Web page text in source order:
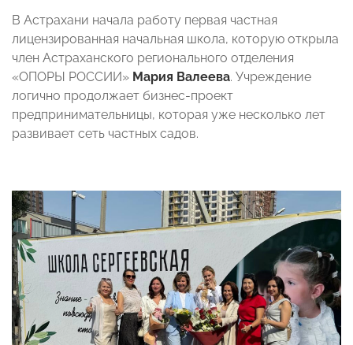
В Астрахани начала работу первая частная
лицензированная начальная школа, которую открыла
член Астраханского регионального отделения
«ОПОРЫ РОССИИ» Мария Валеева. Учреждение
логично продолжает бизнес-проект
предпринимательницы, которая уже несколько лет
развивает сеть частных садов.